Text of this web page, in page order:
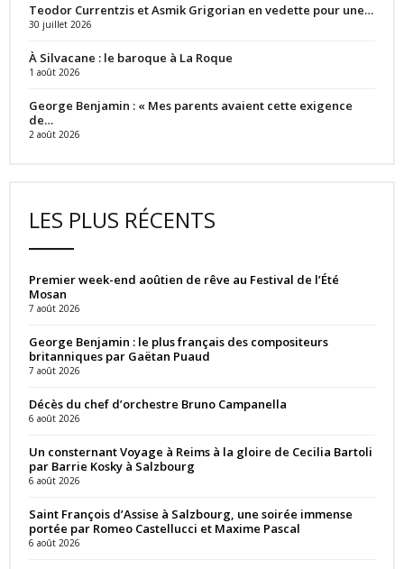
Teodor Currentzis et Asmik Grigorian en vedette pour une…
30 juillet 2026
À Silvacane : le baroque à La Roque
1 août 2026
George Benjamin : « Mes parents avaient cette exigence
de…
2 août 2026
LES PLUS RÉCENTS
Premier week-end aoûtien de rêve au Festival de l’Été
Mosan
7 août 2026
George Benjamin : le plus français des compositeurs
britanniques par Gaëtan Puaud
7 août 2026
Décès du chef d’orchestre Bruno Campanella
6 août 2026
Un consternant Voyage à Reims à la gloire de Cecilia Bartoli
par Barrie Kosky à Salzbourg
6 août 2026
Saint François d’Assise à Salzbourg, une soirée immense
portée par Romeo Castellucci et Maxime Pascal
6 août 2026